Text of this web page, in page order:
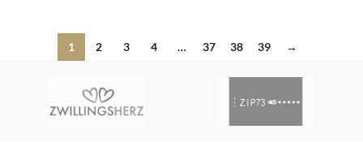
1 2 3 4 … 37 38 39 →